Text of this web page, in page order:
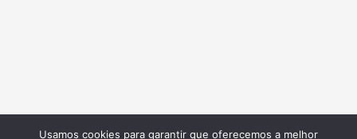
Usamos cookies para garantir que oferecemos a melhor